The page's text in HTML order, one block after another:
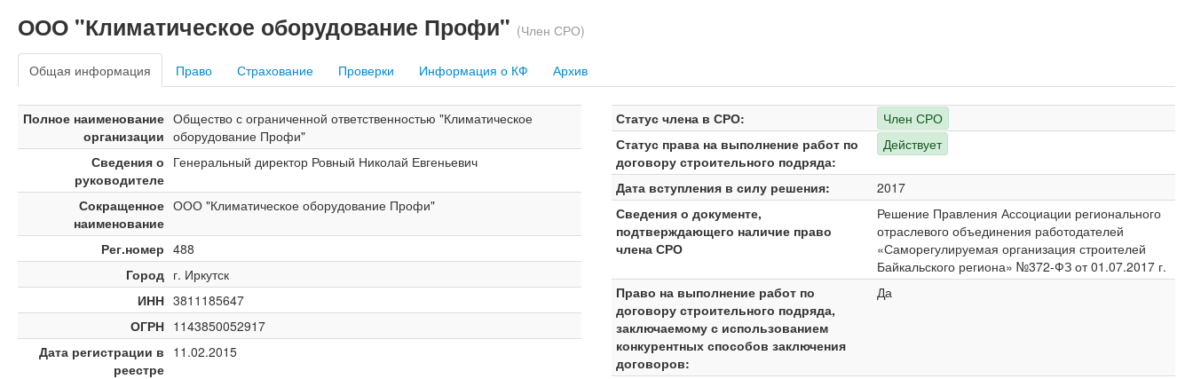
ООО "Климатическое оборудование Профи" (Член СРО)
Общая информация Право Страхование Проверки Информация о КФ Архив
Полное наименование
организации
Общество с ограниченной ответственностью "Климатическое
оборудование Профи"
Сведения о
руководителе
Генеральный директор Ровный Николай Евгеньевич
Сокращенное
наименование
ООО "Климатическое оборудование Профи"
Рег.номер 488
Город г. Иркутск
ИНН 3811185647
ОГРН 1143850052917
Дата регистрации в
реестре
11.02.2015
Статус члена в СРО:
Член СРО
Статус права на выполнение работ по
договору строительного подряда:
Действует
Дата вступления в силу решения:
2017
Сведения о документе,
подтверждающего наличие право
члена СРО
Решение Правления Ассоциации регионального
отраслевого объединения работодателей
«Саморегулируемая организация строителей
Байкальского региона» №372-ФЗ от 01.07.2017 г.
Право на выполнение работ по
договору строительного подряда,
заключаемому с использованием
конкурентных способов заключения
договоров:
Да